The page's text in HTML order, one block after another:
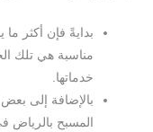
بدايةً فإن أكثر
مناسبة هي تلك
خدماتها.
بالإضافة إلى
المسبح بالرياض